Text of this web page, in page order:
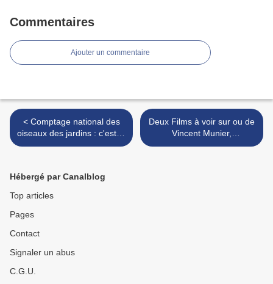
Commentaires
Ajouter un commentaire
< Comptage national des
oiseaux des jardins : c'est le
24 et 25 janvier 2026 !
Deux Films à voir sur ou de
Vincent Munier,
photographe animalier >
Hébergé par Canalblog
Top articles
Pages
Contact
Signaler un abus
C.G.U.